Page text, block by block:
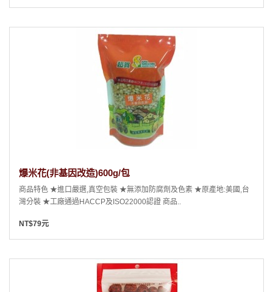
爆米花(非基因改造)600g/包
商品特色 ★進口嚴選,真空包裝 ★無添加防腐劑及色素 ★原產地:美國,台
灣分裝 ★工廠通過HACCP及ISO22000認證 商品..
NT$79元